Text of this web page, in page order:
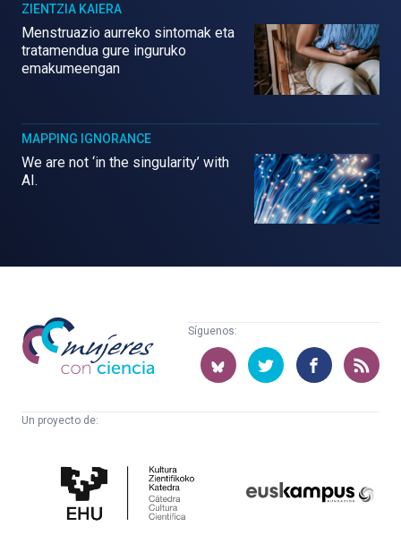
ZIENTZIA KAIERA
Menstruazio aurreko sintomak eta
tratamendua gure inguruko
emakumeengan
MAPPING IGNORANCE
We are not ‘in the singularity’ with
AI.
Mujeres
con
ciencia
Síguenos:
Un proyecto de:
Cultura
Científica